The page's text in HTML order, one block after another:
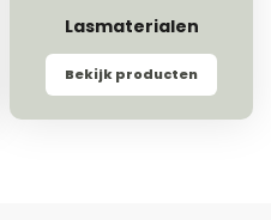
Lasmaterialen
Bekijk producten